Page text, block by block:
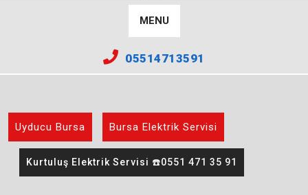
MENU
05514713591
Uyducu Bursa Bursa Elektrik Servisi
Kurtuluş Elektrik Servisi ☎️0551 471 35 91